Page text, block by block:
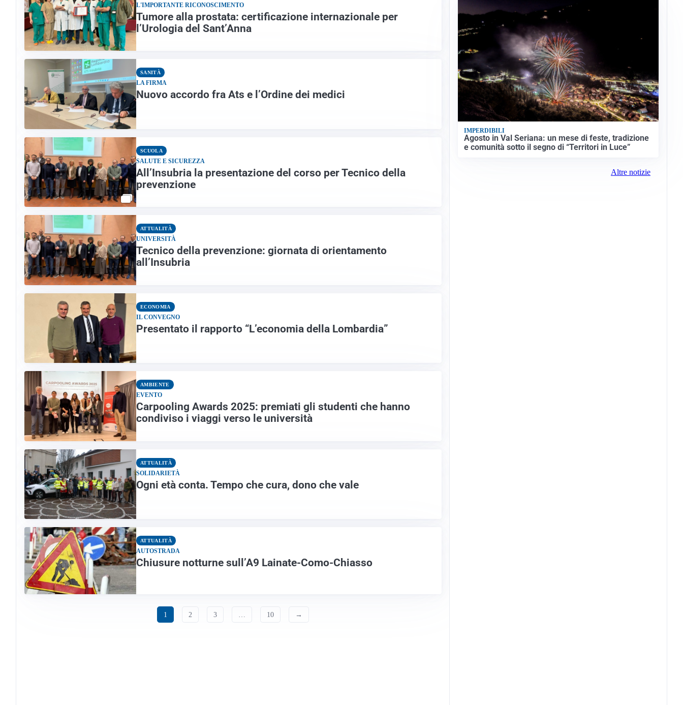
L'IMPORTANTE RICONOSCIMENTO
Tumore alla prostata: certificazione internazionale per
l’Urologia del Sant’Anna
SANITÀ
LA FIRMA
Nuovo accordo fra Ats e l’Ordine dei medici
SCUOLA
SALUTE E SICUREZZA
All’Insubria la presentazione del corso per Tecnico della
prevenzione
ATTUALITÀ
UNIVERSITÀ
Tecnico della prevenzione: giornata di orientamento
all’Insubria
ECONOMIA
IL CONVEGNO
Presentato il rapporto “L’economia della Lombardia”
AMBIENTE
EVENTO
Carpooling Awards 2025: premiati gli studenti che hanno
condiviso i viaggi verso le università
ATTUALITÀ
SOLIDARIETÀ
Ogni età conta. Tempo che cura, dono che vale
ATTUALITÀ
AUTOSTRADA
Chiusure notturne sull’A9 Lainate-Como-Chiasso
1 2 3 10 →
IMPERDIBILI
Agosto in Val Seriana: un mese di feste, tradizione
e comunità sotto il segno di “Territori in Luce”
Altre notizie